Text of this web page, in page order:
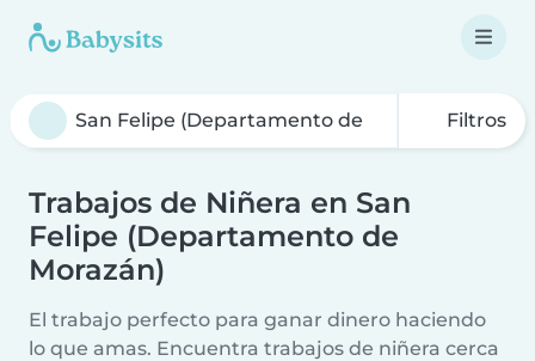
Filtros
Trabajos de Niñera en San
Felipe (Departamento de
Morazán)
El trabajo perfecto para ganar dinero haciendo
lo que amas. Encuentra trabajos de niñera cerca